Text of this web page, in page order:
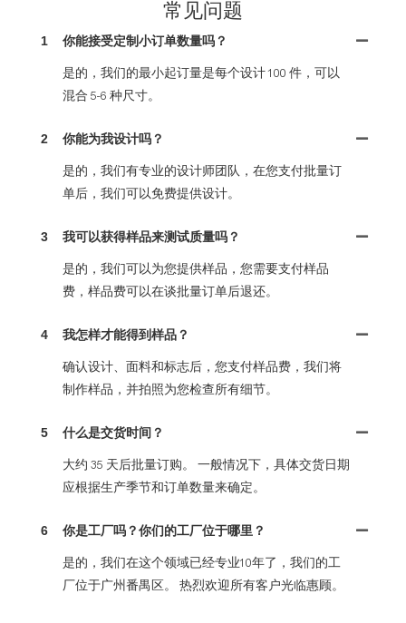
常见问题
1 你能接受定制小订单数量吗？
是的，我们的最小起订量是每个设计 100 件，可以
混合 5-6 种尺寸。
2 你能为我设计吗？
是的，我们有专业的设计师团队，在您支付批量订
单后，我们可以免费提供设计。
3 我可以获得样品来测试质量吗？
是的，我们可以为您提供样品，您需要支付样品
费，样品费可以在谈批量订单后退还。
4 我怎样才能得到样品？
确认设计、面料和标志后，您支付样品费，我们将
制作样品，并拍照为您检查所有细节。
5 什么是交货时间？
大约 35 天后批量订购。 一般情况下，具体交货日期
应根据生产季节和订单数量来确定。
6 你是工厂吗？你们的工厂位于哪里？
是的，我们在这个领域已经专业10年了，我们的工
厂位于广州番禺区。 热烈欢迎所有客户光临惠顾。